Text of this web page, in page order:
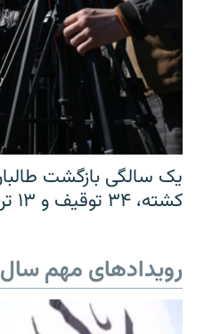
کشته، ۳۴ توقیف و ۱۳ تن لت‌وکوب شده‌اند
رویدادهای مهم سال